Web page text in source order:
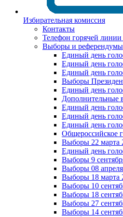
Избирательная комиссия
Контакты
Телефон горячей линии
Выборы и референдумы
Единый день
Единый день
Единый день
Выборы
Единый день
Дополнительные
Единый день
Единый день
Единый день
Общероссийское
Выборы 22 марта
Единый день
Выборы 9
Выборы 08 апреля
Выборы 18 марта
Выборы 10
Выборы 18
Выборы 27
Выборы 14